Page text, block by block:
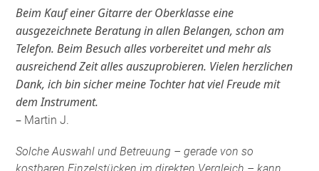
Beim Kauf einer Gitarre der Oberklasse eine
ausgezeichnete Beratung in allen Belangen, schon am
Telefon. Beim Besuch alles vorbereitet und mehr als
ausreichend Zeit alles auszuprobieren. Vielen herzlichen
Dank, ich bin sicher meine Tochter hat viel Freude mit
dem Instrument.
– Martin J.
Solche Auswahl und Betreuung – gerade von so